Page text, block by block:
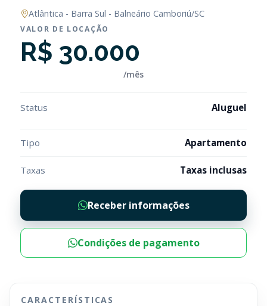
Atlântica - Barra Sul - Balneário Camboriú/SC
VALOR DE LOCAÇÃO
R$ 30.000
/mês
Status Aluguel
Tipo Apartamento
Taxas Taxas inclusas
Receber informações
Condições de pagamento
CARACTERÍSTICAS